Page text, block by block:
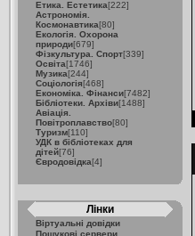
Етика. Естетика[222]
Астрономія.
Космонавтика[80]
Екологія. Охорона
природи[679]
Фізкультура. Спорт[339]
Освіта[1746]
Музика[244]
Соціологія[468]
Економіка. Фінанси[7482]
Бібліотеки. Архіви[1488]
Авіація.
Повітроплавство[80]
Туризм[110]
УДК в бібліотеках для
дітей[76]
Євродовідка[4]
Лінки
Віртуальні довідки
Пошукові сервери